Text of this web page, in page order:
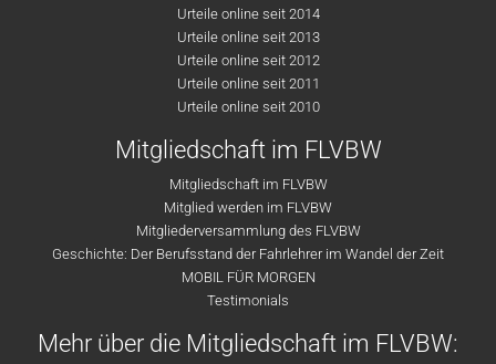
Urteile online seit 2014
Urteile online seit 2013
Urteile online seit 2012
Urteile online seit 2011
Urteile online seit 2010
Mitgliedschaft im FLVBW
Mitgliedschaft im FLVBW
Mitglied werden im FLVBW
Mitgliederversammlung des FLVBW
Geschichte: Der Berufsstand der Fahrlehrer im Wandel der Zeit
MOBIL FÜR MORGEN
Testimonials
Mehr über die Mitgliedschaft im FLVBW: